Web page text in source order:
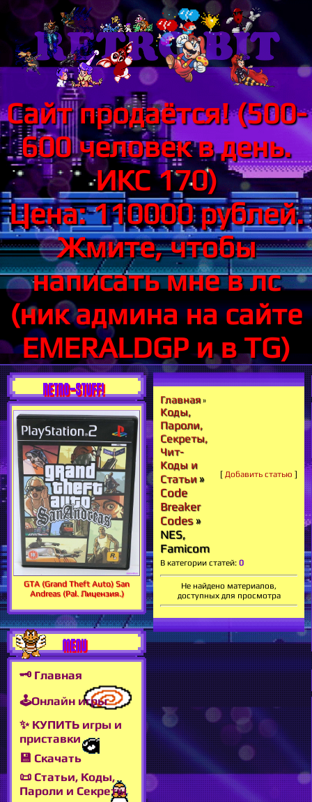
Сайт продаётся! (500-
600 человек в день.
ИКС 170)
Цена: 110000 рублей.
Жмите, чтобы
написать мне в лс
(ник админа на сайте
EMERALDGP и в TG)
RETRO-STUFF!
GTA (Grand Theft Auto) San
Andreas (Pal. Лицензия.)
MENU
🗝 Главная
🕹Онлайн игры
✨ КУПИТЬ игры и
приставки
💾 Скачать
📜 Статьи, Коды,
Пароли и Секреты
Главная»
Коды,
Пароли,
Секреты,
Чит-
Коды и
Статьи»
Code
Breaker
Codes»
NES,
Famicom
[ Добавить статью ]
В категории статей: 0
Не найдено материалов,
доступных для просмотра